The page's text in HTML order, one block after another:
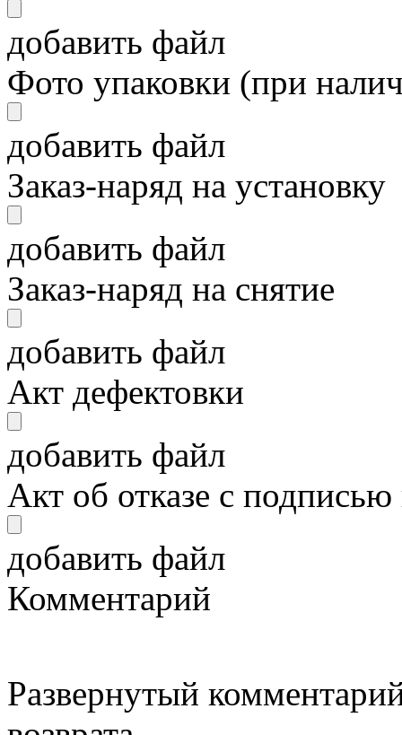
добавить файл
Фото упаковки (при
добавить файл
Заказ-наряд на установку
добавить файл
Заказ-наряд на снятие
добавить файл
Акт дефектовки
добавить файл
Акт об отказе с
добавить файл
Комментарий
Развернутый